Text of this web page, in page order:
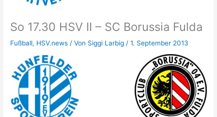
So 17.30 HSV II – SC Borussia Fulda
Fußball, HSV.news / Von Siggi Larbig /1. September 2013